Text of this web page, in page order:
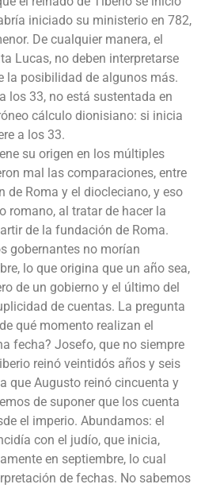
iniciado su ministerio en 782,
De cualquier manera, el
Lucas, no deben interpretarse
la posibilidad de algunos más.
los 33, no está sustentada en
cálculo dionisiano: si inicia
a los 33.
su origen en los múltiples
mal las comparaciones, entre
de Roma y el diocleciano, y eso
romano, al tratar de hacer la
de la fundación de Roma.
gobernantes no morían
lo que origina que un año sea,
de un gobierno y el último del
de cuentas. La pregunta
qué momento realizan el
fecha? Josefo, que no siempre
reinó veintidós años y seis
que Augusto reinó cincuenta y
de suponer que los cuenta
el imperio. Abundamos: el
con el judío, que inicia,
en septiembre, lo cual
de fechas. No sabemos